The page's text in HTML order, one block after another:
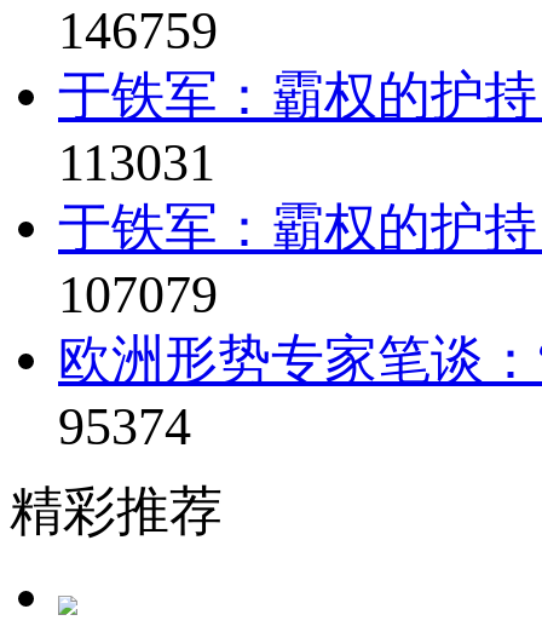
146759
于铁军：霸权的护
113031
于铁军：霸权的护
107079
欧洲形势专家笔谈
95374
精彩推荐